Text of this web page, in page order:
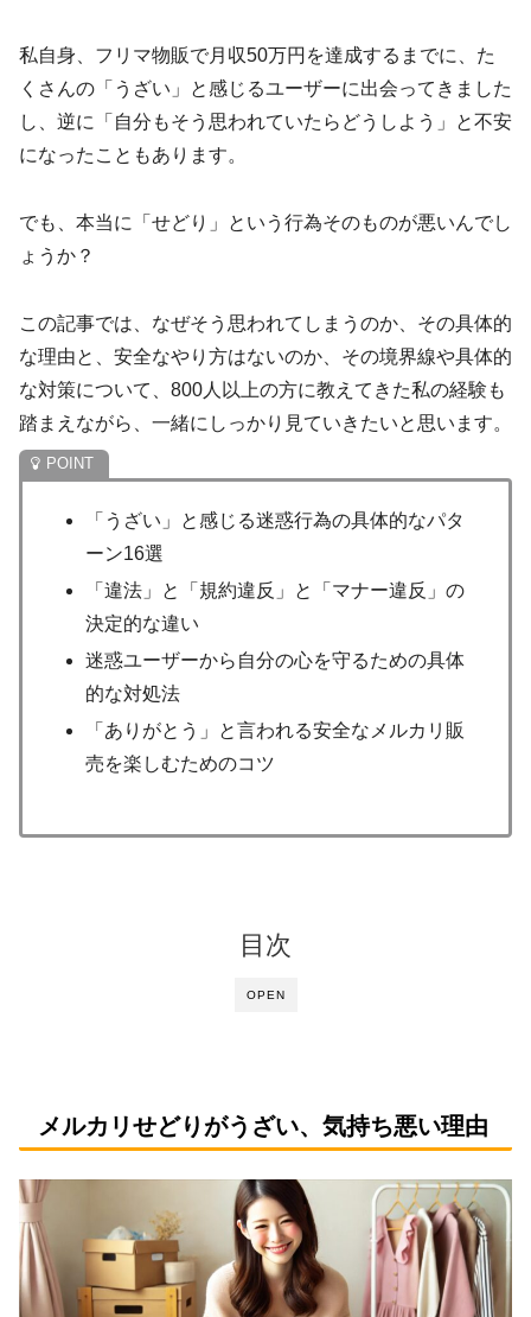
私自身、フリマ物販で月収50万円を達成するまでに、た
くさんの「うざい」と感じるユーザーに出会ってきました
し、逆に「自分もそう思われていたらどうしよう」と不安
になったこともあります。
でも、本当に「せどり」という行為そのものが悪いんでし
ょうか？
この記事では、なぜそう思われてしまうのか、その具体的
な理由と、安全なやり方はないのか、その境界線や具体的
な対策について、800人以上の方に教えてきた私の経験も
踏まえながら、一緒にしっかり見ていきたいと思います。
「うざい」と感じる迷惑行為の具体的なパタ
ーン16選
「違法」と「規約違反」と「マナー違反」の
決定的な違い
迷惑ユーザーから自分の心を守るための具体
的な対処法
「ありがとう」と言われる安全なメルカリ販
売を楽しむためのコツ
OPEN
目次
メルカリせどりがうざい、気持ち悪い理由